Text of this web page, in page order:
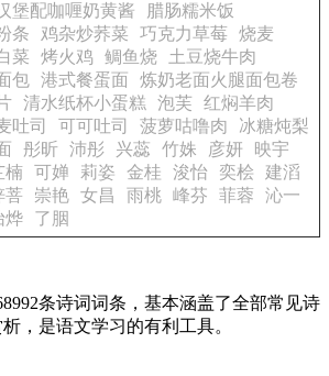
堡配咖喱奶黄酱
腊肠糯米饭
条
鸡杂炒荞菜 巧克力草莓 烧麦
菜
烤火鸡 鲷鱼烧
土豆烧牛肉
包 港式餐蛋面
炼奶老面火腿面包卷
清水纸杯小蛋糕 泡芙 红焖羊肉
吐司
可可吐司 菠萝咕噜肉
冰糖炖梨
彤昕 沛彤 兴蕊 竹姝 彦妍
映宇
楠 可婵 莉姿 金桂 浚怡 奕桧
建滔
菩 崇艳 女昌 雨桃 峰芬 菲蓉
沁一
烨 了胭
条诗词词条，基本涵盖了全部常见诗
，是语文学习的有利工具。